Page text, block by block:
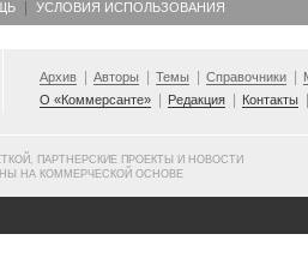
УСЛОВИЯ ИСПОЛЬЗОВАНИЯ
Архив Авторы Темы Справочники
О «Коммерсанте»
Редакция Контакты
ПАРТНЕРСКИЕ ПРОЕКТЫ И НОВОСТИ
НА КОММЕРЧЕСКОЙ ОСНОВЕ